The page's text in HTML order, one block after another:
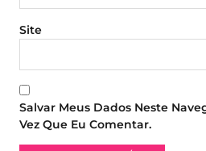
Site
Salvar Meus Dados Neste
Vez Que Eu Comentar.